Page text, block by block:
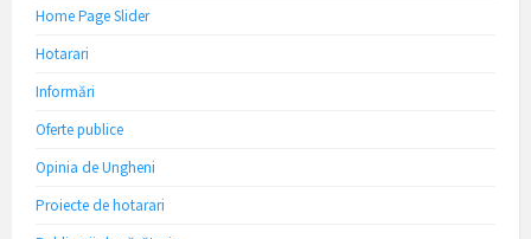
Home Page Slider
Hotarari
Informări
Oferte publice
Opinia de Ungheni
Proiecte de hotarari